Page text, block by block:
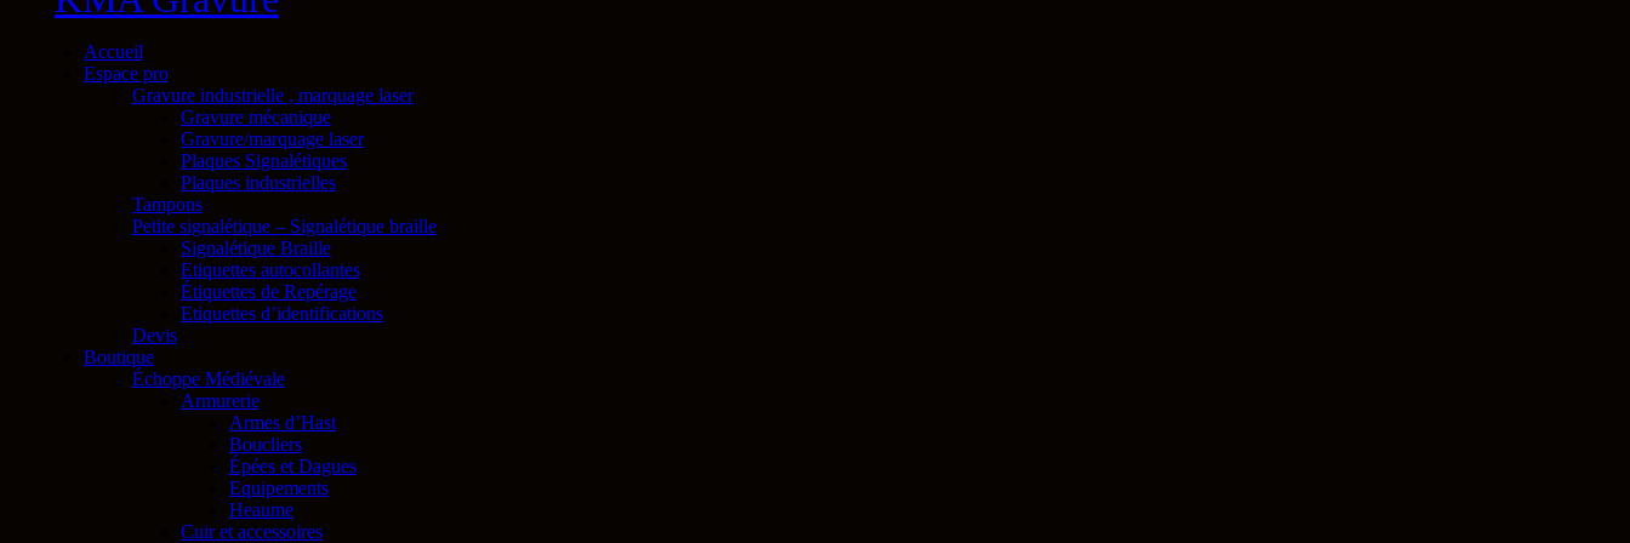
Accueil
Espace pro
Gravure industrielle , marquage laser
Gravure mécanique
Gravure/marquage laser
Plaques Signalétiques
Plaques industrielles
Tampons
Petite signalétique – Signalétique braille
Signalétique Braille
Etiquettes autocollantes
Étiquettes de Repérage
Etiquettes d’identifications
Devis
Boutique
Échoppe Médiévale
Armurerie
Armes d’Hast
Boucliers
Épées et Dagues
Equipements
Heaume
Cuir et accessoires